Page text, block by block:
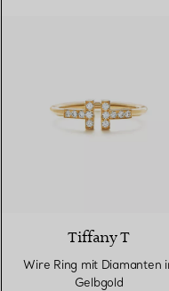
Tiffany T
Wire Ring mit Diamanten
Gelbgold